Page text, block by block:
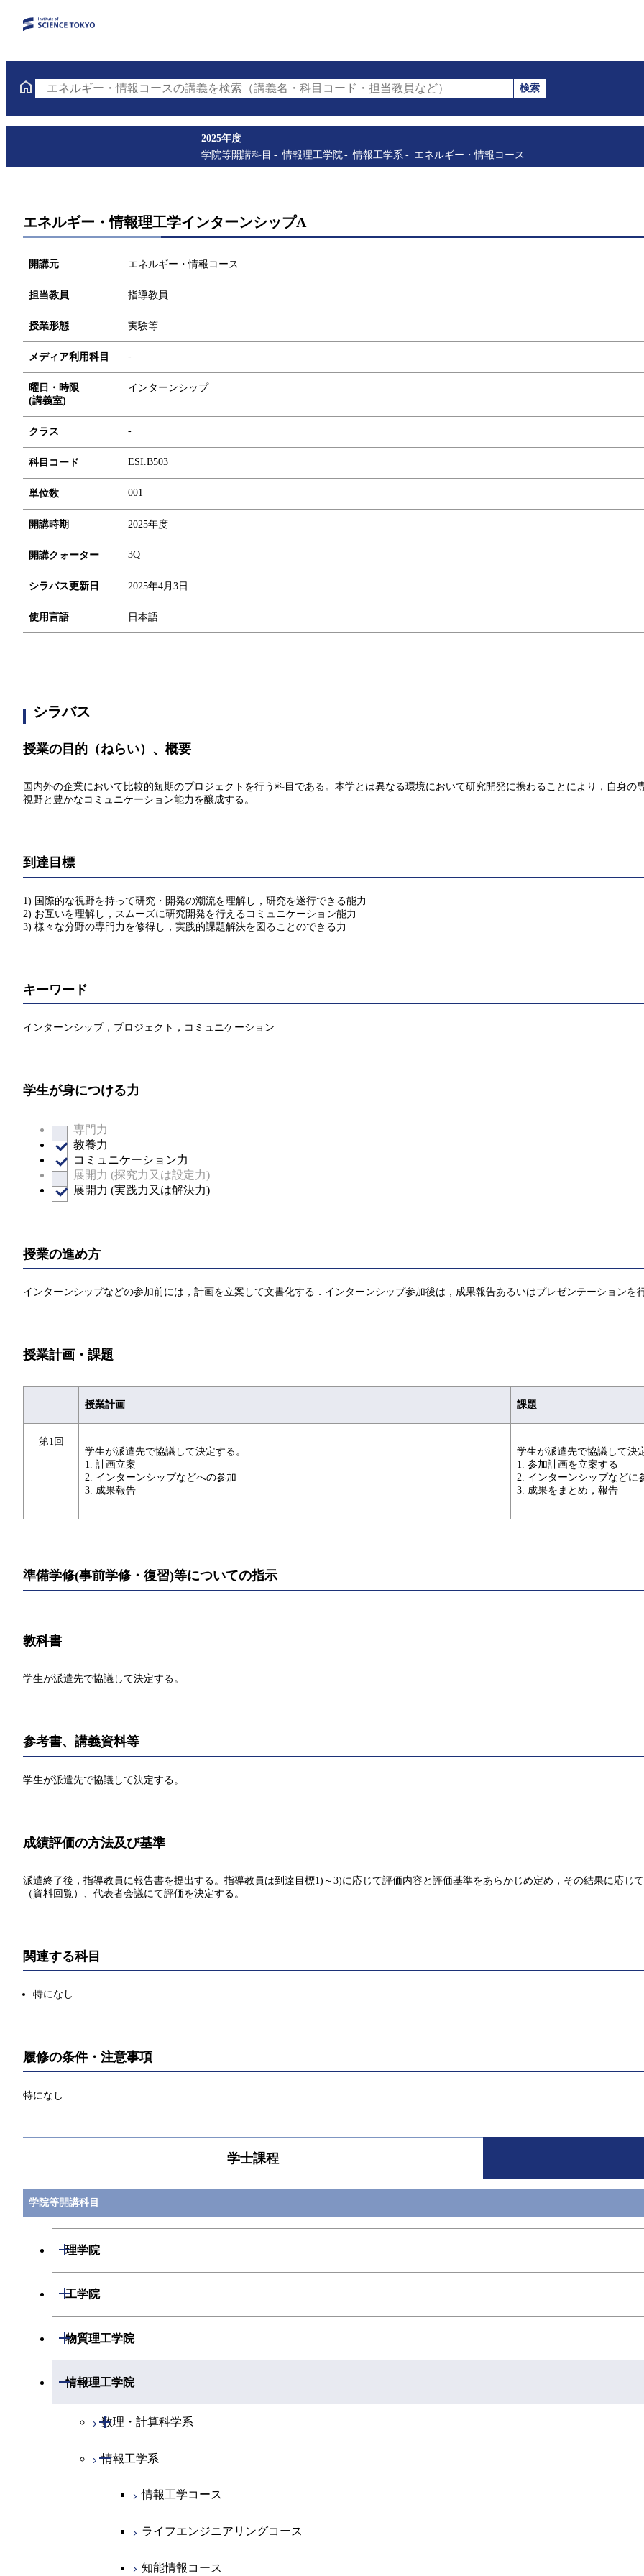
エネルギー・情報コースの講義を検索（講義名・科目コード・担当教員など）
検索
2025年度
学院等開講科目
情報理工学院 情報工学系 エネルギー・情報コース
エネルギー・情報理工学インターンシップA
開講元 エネルギー・情報コース
担当教員 指導教員
授業形態 実験等
メディア利用科目 -
曜日・時限
(講義室)
インターンシップ
クラス -
科目コード ESI.B503
単位数 001
開講時期 2025年度
開講クォーター 3Q
シラバス更新日 2025年4月3日
使用言語 日本語
シラバス
授業の目的（ねらい）、概要
国内外の企業において比較的短期のプロジェクトを行う科目である。本学とは異なる環境において研究開発に携わることにより，自身
視野と豊かなコミュニケーション能力を醸成する。
到達目標
1) 国際的な視野を持って研究・開発の潮流を理解し，研究を遂行できる能力
2) お互いを理解し，スムーズに研究開発を行えるコミュニケーション能力
3) 様々な分野の専門力を修得し，実践的課題解決を図ることのできる力
キーワード
インターンシップ，プロジェクト，コミュニケーション
学生が身につける力
専門力
教養力
コミュニケーション力
展開力 (探究力又は設定力)
展開力 (実践力又は解決力)
授業の進め方
インターンシップなどの参加前には，計画を立案して文書化する．インターンシップ参加後は，成果報告あるいはプレゼンテーションを
授業計画・課題
授業計画 課題
第1回
学生が派遣先で協議して決定する。
1. 計画立案
2. インターンシップなどへの参加
3. 成果報告
学生が派遣先で協議して決
1. 参加計画を立案する
2. インターンシップなどに
3. 成果をまとめ，報告
準備学修(事前学修・復習)等についての指示
教科書
学生が派遣先で協議して決定する。
参考書、講義資料等
学生が派遣先で協議して決定する。
成績評価の方法及び基準
派遣終了後，指導教員に報告書を提出する。指導教員は到達目標1)～3)に応じて評価内容と評価基準をあらかじめ定め，その結果に応じ
（資料回覧）、代表者会議にて評価を決定する。
関連する科目
特になし
履修の条件・注意事項
特になし
学士課程
学院等開講科目
理学院
開閉
物理学コース
化学系
開閉
工学院
開閉
機械系
開閉
物質理工学院
開閉
材料系
開閉
材料コース
エネルギーコース
エネルギー・情報コース
ライフエンジニアリングコース
原子核工学コース
応用化学系
応用化学コース
エネルギーコース
エネルギー・情報コース
ライフエンジニアリングコース
専門科目
情報理工学院
開閉
数理・計算科学系
開閉
数理・計算科学コース
知能情報コース
情報工学系
開閉
情報工学コース
ライフエンジニアリングコース
知能情報コース